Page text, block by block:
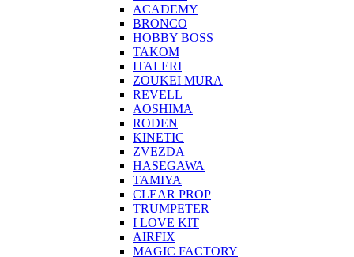
ACADEMY
BRONCO
HOBBY BOSS
TAKOM
ITALERI
ZOUKEI MURA
REVELL
AOSHIMA
RODEN
KINETIC
ZVEZDA
HASEGAWA
TAMIYA
CLEAR PROP
TRUMPETER
I LOVE KIT
AIRFIX
MAGIC FACTORY